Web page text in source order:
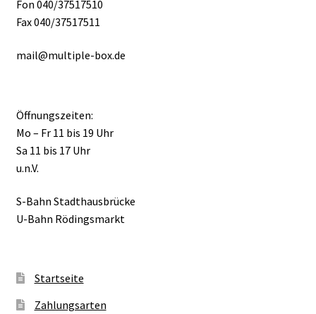
Fon 040/37517510
Fax 040/37517511
mail@multiple-box.de
Öffnungszeiten:
Mo – Fr 11 bis 19 Uhr
Sa 11 bis 17 Uhr
u.n.V.
S-Bahn Stadthausbrücke
U-Bahn Rödingsmarkt
Startseite
Zahlungsarten